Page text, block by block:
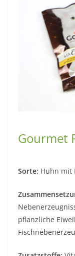
Gourmet
Sorte: Huhn mit
pflanzliche